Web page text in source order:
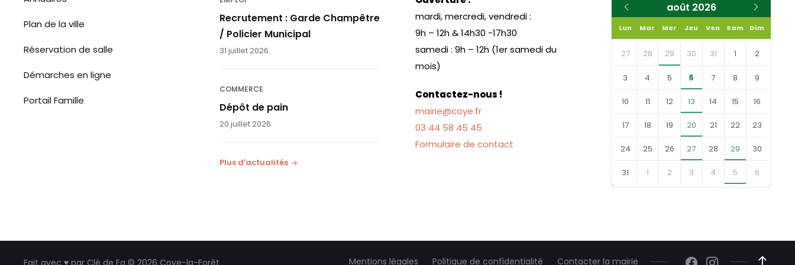
Plan de la ville
Réservation de salle
Démarches en ligne
Portail Famille
Recrutement : Garde Champêtre
/ Policier Municipal
31 juillet 2026
COMMERCE
Dépôt de pain
20 juillet 2026
Plus d'actualités
mardi, mercredi, vendredi :
9h – 12h & 14h30 -17h30
samedi : 9h – 12h (1er samedi du
mois)
Contactez-nous !
mairie@coye.fr
03 44 58 45 45
Formulaire de contact
août 2026
précédent
suivant
Lun Mar Mer Jeu Ven Sam Dim
Skip
calendar
27 28 29 30 31 1 2
3 4 5 6 7 8 9
10 11 12 13 14 15 16
17 18 19 20 21 22 23
24 25 26 27 28 29 30
31 1 2 3 4 5 6
Retourner
Mentions légales Politique de confidentialité Contacter la mairie